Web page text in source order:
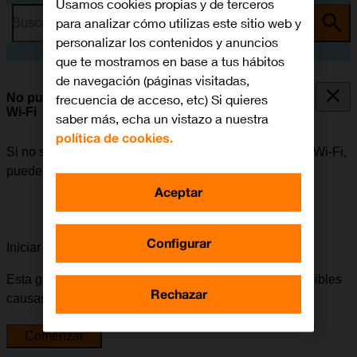
Busca por problema o tema
No puedo utilizar mi móvil como punto de acceso
Wi-Fi
Si no se puede utilizar el móvil como punto de acceso Wi-Fi,
puede haber varias causas posibles al problema.
Iniciar la guía para solucionar tu problema
Esta guía te va a conducir a través de una serie de posibles
causas y soluciones al problema.
Comenzar
Usamos cookies propias y de terceros
para analizar cómo utilizas este sitio web y
personalizar los contenidos y anuncios
que te mostramos en base a tus hábitos
de navegación (páginas visitadas,
frecuencia de acceso, etc) Si quieres
saber más, echa un vistazo a nuestra
política de cookies.
Configurar
Rechazar
Aceptar